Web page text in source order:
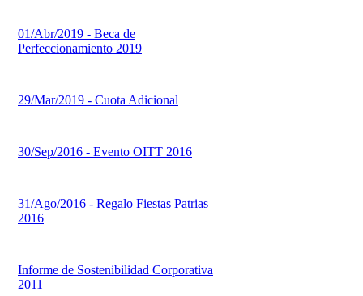
01/Abr/2019 - Beca de
Perfeccionamiento 2019
29/Mar/2019 - Cuota Adicional
30/Sep/2016 - Evento OITT 2016
31/Ago/2016 - Regalo Fiestas Patrias
2016
Informe de Sostenibilidad Corporativa
2011